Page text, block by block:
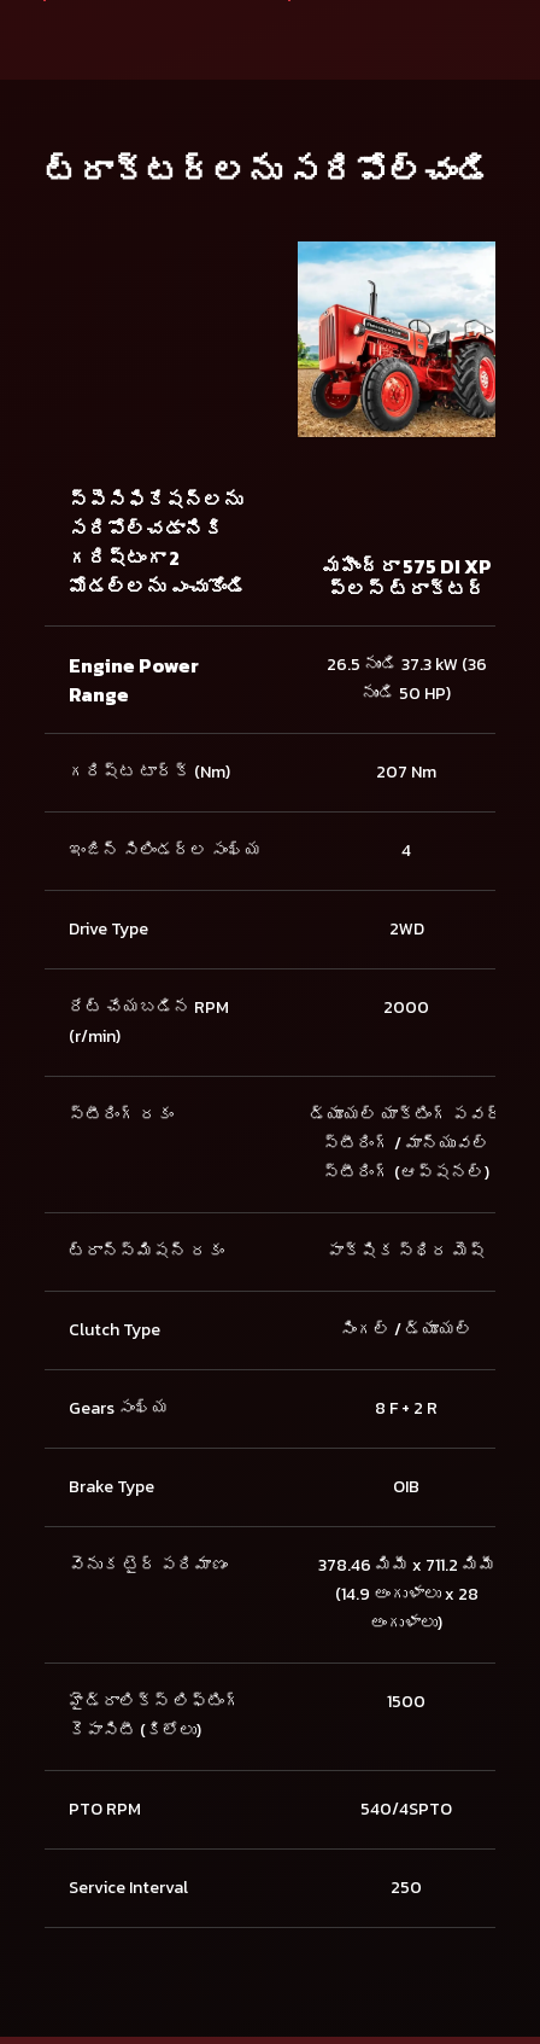
ట్రాక్టర్లను సరిపోల్చండి
స్పెసిఫికేషన్లను
సరిపోల్చడానికి
గరిష్టంగా 2
మోడల్లను ఎంచుకోండి
మహీంద్రా 575 DI XP
ప్లస్ ట్రాక్టర్
Engine Power
Range
26.5 నుండి 37.3 kW (36
నుండి 50 HP)
గరిష్ట టార్క్ (Nm) 207 Nm
ఇంజిన్ సిలిండర్ల సంఖ్య 4
Drive Type 2WD
రేట్ చేయబడిన RPM
(r/min)
2000
స్టీరింగ్ రకం
డ్యూయల్ యాక్టింగ్ పవర్
స్టీరింగ్ / మాన్యువల్
స్టీరింగ్ (ఆప్షనల్)
ట్రాన్స్మిషన్ రకం పాక్షిక స్థిర మెష్
Clutch Type సింగల్ / డ్యూయల్
Gears సంఖ్య 8 F + 2 R
Brake Type OIB
వెనుక టైర్ పరిమాణం
378.46 మిమీ x 711.2 మిమీ
(14.9 అంగుళాలు x 28
అంగుళాలు)
హైడ్రాలిక్స్ లిఫ్టింగ్
కెపాసిటీ (కిలోలు)
1500
PTO RPM 540/4SPTO
Service Interval 250